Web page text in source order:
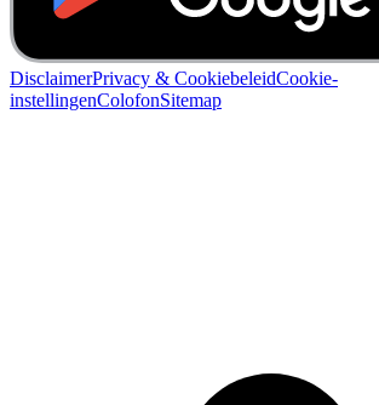
DisclaimerPrivacy & CookiebeleidCookie-
instellingenColofonSitemap